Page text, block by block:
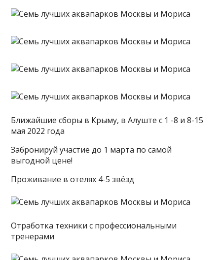
Ближайшие сборы в Крыму, в Алуште с 1 -8 и 8-15
мая 2022 года
Забронируй участие до 1 марта по самой
выгодной цене!
Проживание в отелях 4-5 звёзд
Отработка техники с профессиональными
тренерами